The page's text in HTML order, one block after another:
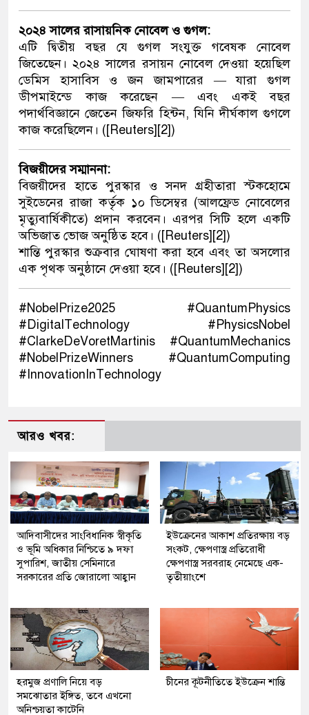
২০২৪ সালের রাসায়নিক নোবেল ও গুগল:
এটি দ্বিতীয় বছর যে গুগল সংযুক্ত গবেষক নোবেল
জিতেছেন। ২০২৪ সালের রসায়ন নোবেল দেওয়া হয়েছিল
ডেমিস হাসাবিস ও জন জামপারের — যারা গুগল
ডীপমাইন্ডে কাজ করেছেন — এবং একই বছর
পদার্থবিজ্ঞানে জেতেন জিফরি হিন্টন, যিনি দীর্ঘকাল গুগলে
কাজ করেছিলেন। ([Reuters][2])
বিজয়ীদের সম্মাননা:
বিজয়ীদের হাতে পুরস্কার ও সনদ গ্রহীতারা স্টকহোমে
সুইডেনের রাজা কর্তৃক ১০ ডিসেম্বর (আলফ্রেড নোবেলের
মৃত্যুবার্ষিকীতে) প্রদান করবেন। এরপর সিটি হলে একটি
অভিজাত ভোজ অনুষ্ঠিত হবে। ([Reuters][2])
শান্তি পুরস্কার শুক্রবার ঘোষণা করা হবে এবং তা অসলোর
এক পৃথক অনুষ্ঠানে দেওয়া হবে। ([Reuters][2])
#NobelPrize2025 #QuantumPhysics
#DigitalTechnology #PhysicsNobel
#ClarkeDeVoretMartinis #QuantumMechanics
#NobelPrizeWinners #QuantumComputing
#InnovationInTechnology
আরও খবর:
আদিবাসীদের সাংবিধানিক স্বীকৃতি
ও ভূমি অধিকার নিশ্চিতে ৯ দফা
সুপারিশ, জাতীয় সেমিনারে
সরকারের প্রতি জোরালো আহ্বান
ইউক্রেনের আকাশ প্রতিরক্ষায় বড়
সংকট, ক্ষেপণাস্ত্র প্রতিরোধী
ক্ষেপণাস্ত্র সরবরাহ নেমেছে এক-
তৃতীয়াংশে
হরমুজ প্রণালি নিয়ে বড়
সমঝোতার ইঙ্গিত, তবে এখনো
অনিশ্চয়তা কাটেনি
চীনের কূটনীতিতে ইউক্রেন শান্তি